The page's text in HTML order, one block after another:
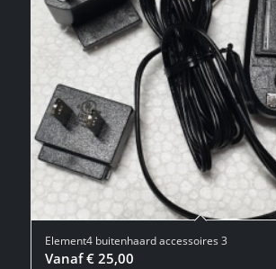
Element4 buitenhaard accessoires 3
Vanaf€ 25,00